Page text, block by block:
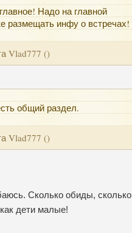
Vlad777 ()
Надо на главной
размещать инфу о встречах!
Vlad777 ()
общий раздел.
Сколько обиды, сколько
дети малые!